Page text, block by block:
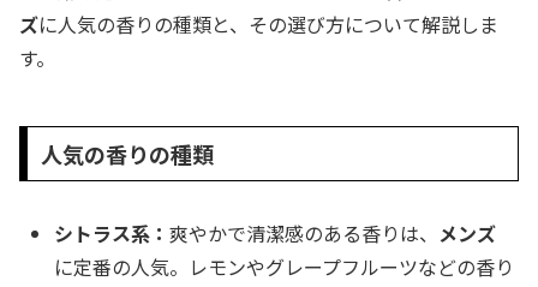
ズに人気の香りの種類と、その選び方について解説しま
す。
人気の香りの種類
シトラス系：爽やかで清潔感のある香りは、 メンズ
に定番の人気。レモンやグレープフルーツなどの香り